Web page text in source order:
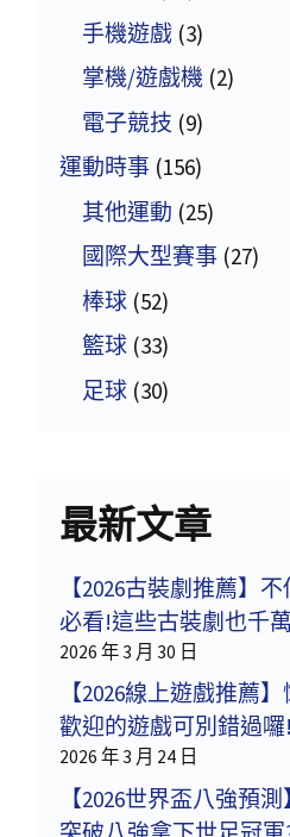
手機遊戲 (3)
掌機/遊戲機 (2)
電子競技 (9)
運動時事 (156)
其他運動 (25)
國際大型賽事 (27)
棒球 (52)
籃球 (33)
足球 (30)
最新文章
【2026古裝劇推薦】
必看!這些古裝劇也千
2026 年 3 月 30 日
【2026線上遊戲推薦
歡迎的遊戲可別錯過囉!
2026 年 3 月 24 日
【2026世界盃八強預